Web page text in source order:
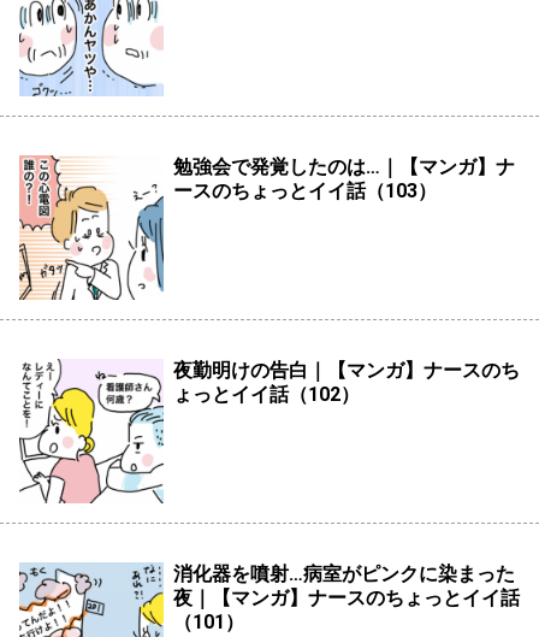
勉強会で発覚したのは…｜【マンガ】ナ
ースのちょっとイイ話（103）
夜勤明けの告白｜【マンガ】ナースのち
ょっとイイ話（102）
消化器を噴射…病室がピンクに染まった
夜｜【マンガ】ナースのちょっとイイ話
（101）